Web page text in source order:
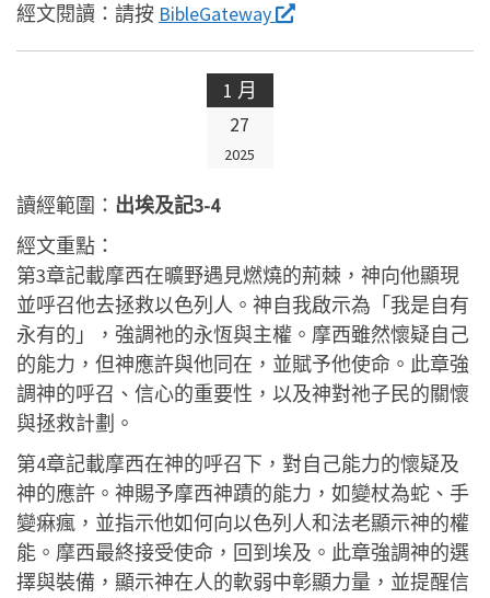
經文閱讀： 請按 BibleGateway
1 月
27
2025
讀經範圍： 出埃及記3-4
經文重點：
第3章記載摩西在曠野遇見燃燒的荊棘，神向他顯現
並呼召他去拯救以色列人。神自我啟示為「我是自有
永有的」，強調祂的永恆與主權。摩西雖然懷疑自己
的能力，但神應許與他同在，並賦予他使命。此章強
調神的呼召、信心的重要性，以及神對祂子民的關懷
與拯救計劃。
第4章記載摩西在神的呼召下，對自己能力的懷疑及
神的應許。神賜予摩西神蹟的能力，如變杖為蛇、手
變痳瘋，並指示他如何向以色列人和法老顯示神的權
能。摩西最終接受使命，回到埃及。此章強調神的選
擇與裝備，顯示神在人的軟弱中彰顯力量，並提醒信